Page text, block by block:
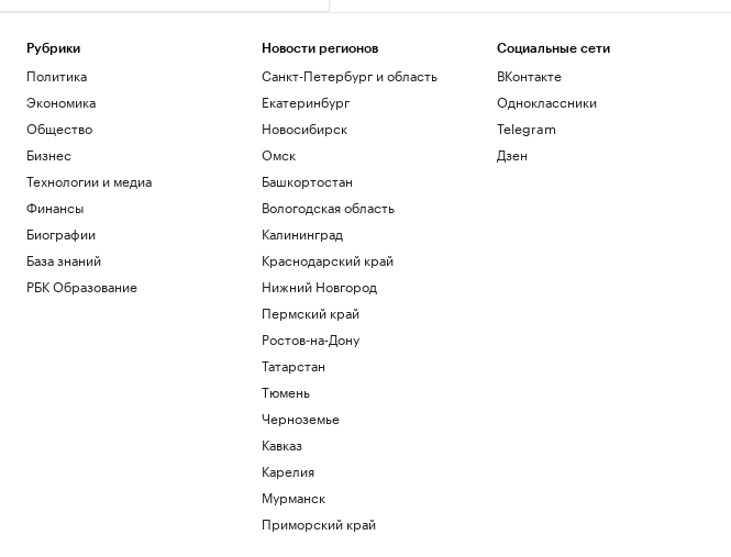
Рубрики
Политика
Экономика
Общество
Бизнес
Технологии и медиа
Финансы
Биографии
База знаний
РБК Образование
Новости регионов
Санкт-Петербург и область
Екатеринбург
Новосибирск
Омск
Башкортостан
Вологодская область
Калининград
Краснодарский край
Нижний Новгород
Пермский край
Ростов-на-Дону
Татарстан
Тюмень
Черноземье
Кавказ
Карелия
Мурманск
Приморский край
Социальные сети
ВКонтакте
Одноклассники
Telegram
Дзен